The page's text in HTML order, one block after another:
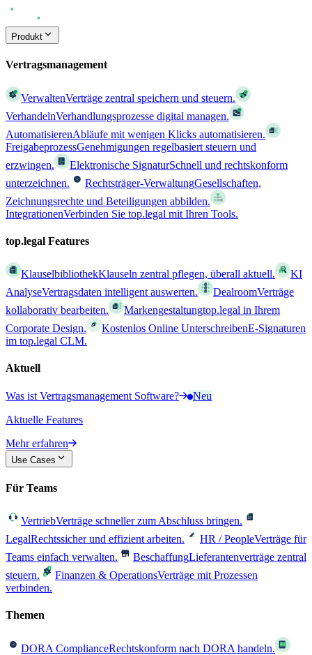
Produkt
Vertragsmanagement
VerwaltenVerträge zentral speichern und steuern.
VerhandelnVerhandlungsprozesse digital managen.
AutomatisierenAbläufe mit wenigen Klicks automatisieren.
FreigabeprozessGenehmigungen regelbasiert steuern und
erzwingen.
Elektronische SignaturSchnell und rechtskonform
unterzeichnen.
Rechtsträger-VerwaltungGesellschaften,
Zeichnungsrechte und Beteiligungen abbilden.
IntegrationenVerbinden Sie top.legal mit Ihren Tools.
top.legal Features
KlauselbibliothekKlauseln zentral pflegen, überall aktuell.
KI
AnalyseVertragsdaten intelligent auswerten. DealroomVerträge
kollaborativ bearbeiten.
Markengestaltungtop.legal in Ihrem
Corporate Design.
Kostenlos Online UnterschreibenE-Signaturen
im top.legal CLM.
Aktuell
Was ist Vertragsmanagement Software?
Neu
Aktuelle Features
Mehr erfahren
Use Cases
Für Teams
VertriebVerträge schneller zum Abschluss bringen.
LegalRechtssicher und effizient arbeiten. HR / PeopleVerträge für
Teams einfach verwalten.
BeschaffungLieferantenverträge zentral
steuern.
Finanzen & OperationsVerträge mit Prozessen
verbinden.
Themen
DORA ComplianceRechtskonform nach DORA handeln.